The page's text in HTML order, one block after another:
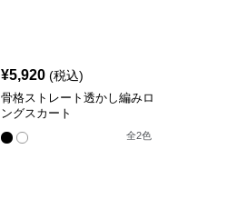
¥5,920 (税込)
骨格ストレート透かし編みロ
ングスカート
全2色